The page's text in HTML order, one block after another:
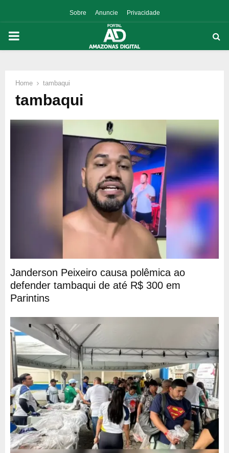
Sobre Anuncie Privacidade
PRIMARY
Home tambaqui
tambaqui
Janderson Peixeiro causa polêmica ao
defender tambaqui de até R$ 300 em
Parintins